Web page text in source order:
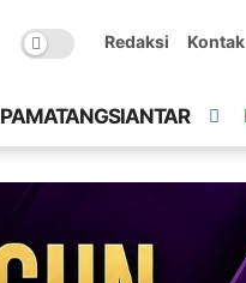
Redaksi Kontak
PAMATANGSIANTAR